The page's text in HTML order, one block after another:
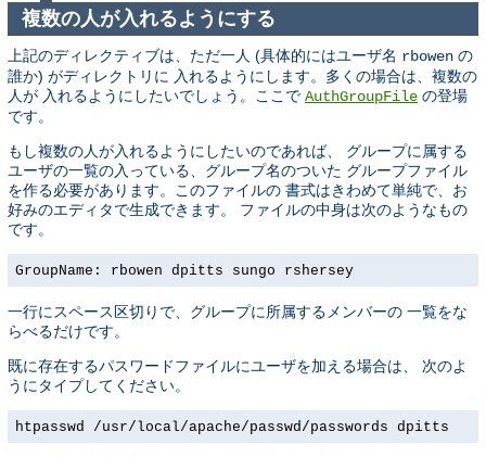
複数の人が入れるようにする
上記のディレクティブは、ただ一人 (具体的にはユーザ名 rbowen の
誰か) がディレクトリに 入れるようにします。多くの場合は、複数の
人が 入れるようにしたいでしょう。ここで AuthGroupFile の登場
です。
もし複数の人が入れるようにしたいのであれば、 グループに属する
ユーザの一覧の入っている、グループ名のついた グループファイル
を作る必要があります。このファイルの 書式はきわめて単純で、お
好みのエディタで生成できます。 ファイルの中身は次のようなもの
です。
GroupName: rbowen dpitts sungo rshersey
一行にスペース区切りで、グループに所属するメンバーの 一覧をな
らべるだけです。
既に存在するパスワードファイルにユーザを加える場合は、 次のよ
うにタイプしてください。
htpasswd /usr/local/apache/passwd/passwords dpitts